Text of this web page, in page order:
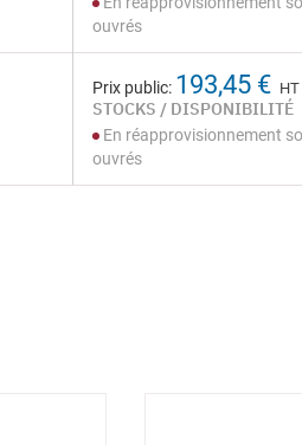
ouvrés
Prix public: 193,45 €
STOCKS / DISPONIBILITÉ
En réapprovisionnement
ouvrés